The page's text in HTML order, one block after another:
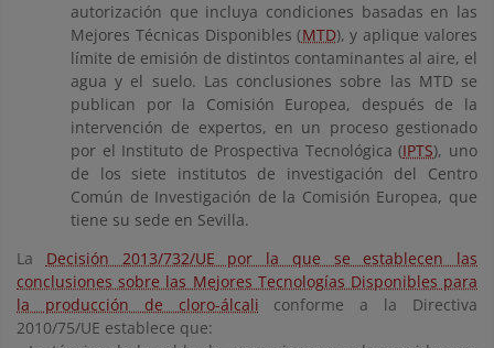
autorización que incluya condiciones basadas en las
Mejores Técnicas Disponibles (MTD), y aplique valores
límite de emisión de distintos contaminantes al aire, el
agua y el suelo. Las conclusiones sobre las MTD se
publican por la Comisión Europea, después de la
intervención de expertos, en un proceso gestionado
por el Instituto de Prospectiva Tecnológica (IPTS), uno
de los siete institutos de investigación del Centro
Común de Investigación de la Comisión Europea, que
tiene su sede en Sevilla.
La Decisión 2013/732/UE por la que se establecen las
conclusiones sobre las Mejores Tecnologías Disponibles para
la producción de cloro-álcali conforme a la Directiva
2010/75/UE establece que: